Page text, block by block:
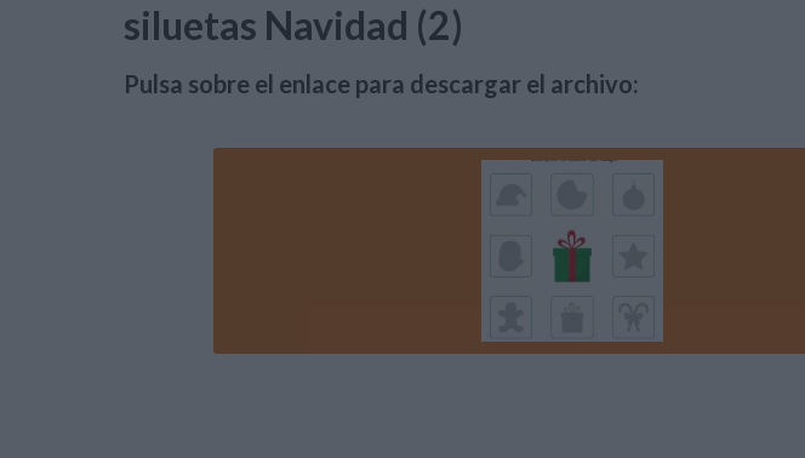
siluetas Navidad (2)
Pulsa sobre el enlace para descargar el archivo: